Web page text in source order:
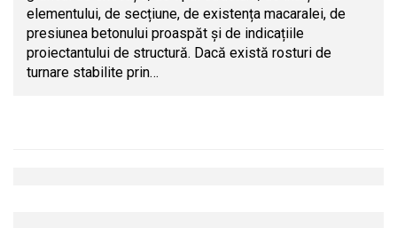
elementului, de secțiune, de existența macaralei, de
presiunea betonului proaspăt și de indicațiile
proiectantului de structură. Dacă există rosturi de
turnare stabilite prin…